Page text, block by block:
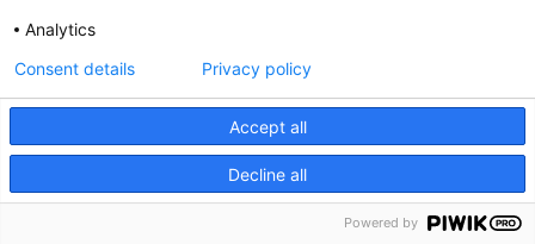
Després de ser desestimat el recurs de l’empresa contra la
resolució d’Inspecció de Treball on es requeria dotar
treballadores, el TSJC demana a l’empresa Ivemon
Ambulàncies Egara, que proporcioni EPI’s homologats;
mascaretes FFP2 i FFP3, guants, bates i granotes tipus “b”,
pantalles facials, ulleres i gels antisèptics, a tots els
professionals del TSU (Transport Sanitari Urgent) i del TSNU
Analytics
Accept all
Decline all
Consent details Privacy policy
Powered by